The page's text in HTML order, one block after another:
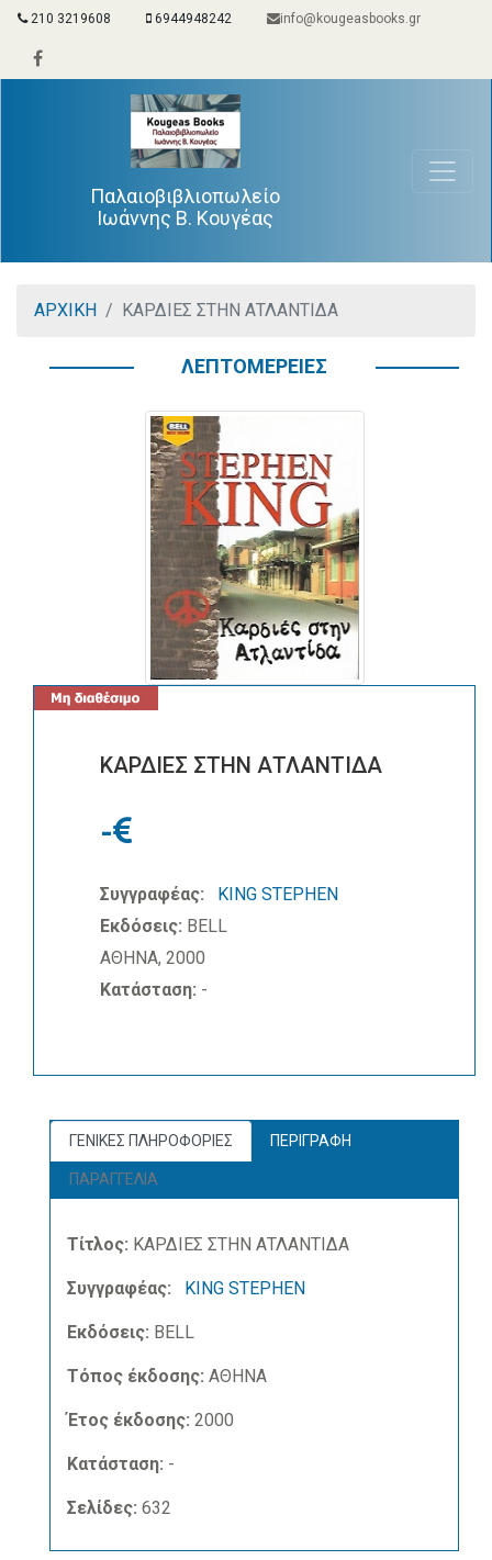
210 3219608 6944948242 info@kougeasbooks.gr
Παλαιοβιβλιοπωλείο
Ιωάννης Β. Κουγέας
ΑΡΧΙΚΗ ΚΑΡΔΙΕΣ ΣΤΗΝ ΑΤΛΑΝΤΙΔΑ
ΛΕΠΤΟΜΕΡΕΙΕΣ
ΚΑΡΔΙΕΣ ΣΤΗΝ ΑΤΛΑΝΤΙΔΑ
-
Συγγραφέας:
KING STEPHEN
Εκδόσεις: BELL
ΑΘΗΝΑ, 2000
Κατάσταση: -
ΓΕΝΙΚΕΣ ΠΛΗΡΟΦΟΡΙΕΣ ΠΕΡΙΓΡΑΦΗ
ΠΑΡΑΓΓΕΛΙΑ
Τίτλος: ΚΑΡΔΙΕΣ ΣΤΗΝ ΑΤΛΑΝΤΙΔΑ
Συγγραφέας: KING STEPHEN
Εκδόσεις: BELL
Τόπος έκδοσης: ΑΘΗΝΑ
Έτος έκδοσης: 2000
Κατάσταση: -
Σελίδες: 632